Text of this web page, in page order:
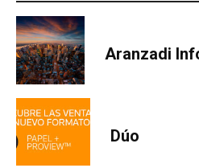
Aranzadi
Dúo